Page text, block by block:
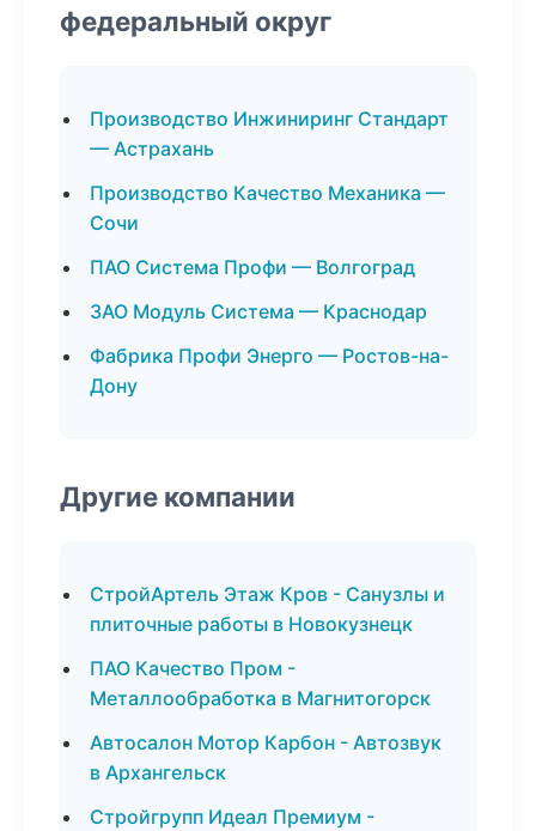
федеральный округ
Производство Инжиниринг Стандарт
— Астрахань
Производство Качество Механика —
Сочи
ПАО Система Профи — Волгоград
ЗАО Модуль Система — Краснодар
Фабрика Профи Энерго — Ростов-на-
Дону
Другие компании
СтройАртель Этаж Кров - Санузлы и
плиточные работы в Новокузнецк
ПАО Качество Пром -
Металлообработка в Магнитогорск
Автосалон Мотор Карбон - Автозвук
в Архангельск
Стройгрупп Идеал Премиум -